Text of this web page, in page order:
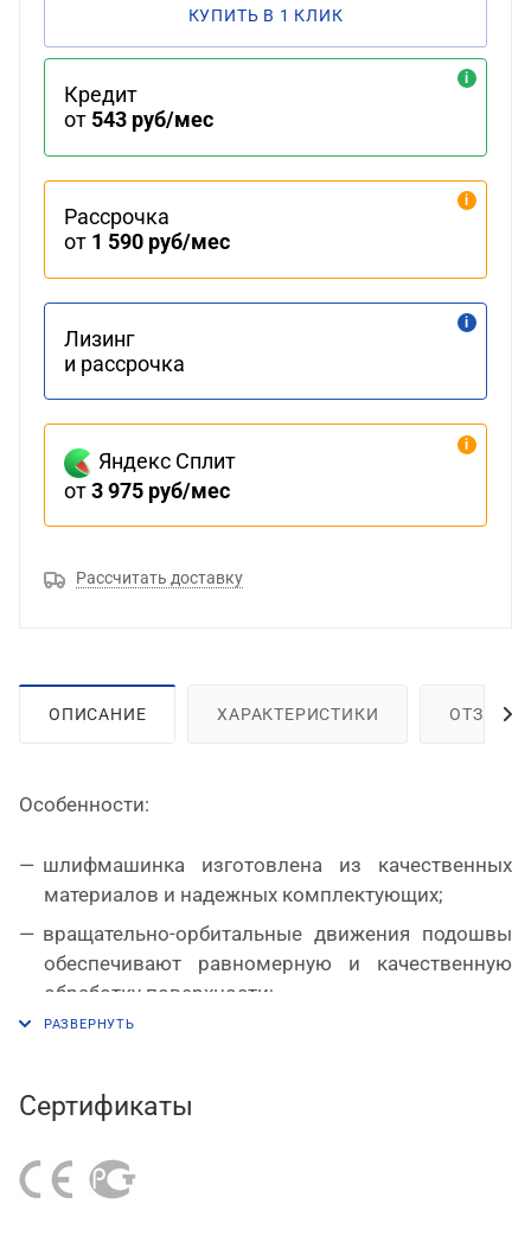
КУПИТЬ В 1 КЛИК
Кредит
от 543 руб/мес
Рассрочка
от 1 590 руб/мес
Лизинг
и рассрочка
Яндекс Сплит
от3 975 руб/мес
Рассчитать доставку
ОПИСАНИЕ ХАРАКТЕРИСТИКИ ОТЗЫВЫ
Особенности:
шлифмашинка изготовлена из качественных
материалов и надежных комплектующих;
вращательно-орбитальные движения подошвы
обеспечивают равномерную и качественную
обработку поверхности;
герметичная монтажная плата защищена от
электронная ступенчатая регулировка скорости
магнитный тормоз эффективно останавливает
вращение подошвы;
Сертификаты